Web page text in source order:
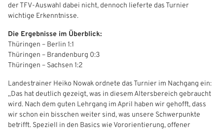
der TFV‑Auswahl dabei nicht, dennoch lieferte das Turnier
wichtige Erkenntnisse.
Die Ergebnisse im Überblick:
Thüringen – Berlin 1:1
Thüringen – Brandenburg 0:3
Thüringen – Sachsen 1:2
Landestrainer Heiko Nowak ordnete das Turnier im Nachgang ein:
„Das hat deutlich gezeigt, was in diesem Altersbereich gebraucht
wird. Nach dem guten Lehrgang im April haben wir gehofft, dass
wir schon ein bisschen weiter sind, was unsere Schwerpunkte
betrifft. Speziell in den Basics wie Vororientierung, offener
Mitgliedschaft
Schiedsrichter
Freizeit- und Breitensport
Futsal
Schule und Kita
Kinder- und Jugendschutz
#siekickt
Tage des Mädchenfußballs
Downloads
Datenschutz
Länderspiele
Impressum